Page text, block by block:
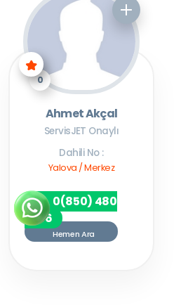
0
Ahmet Akçal
ServisJET Onaylı
Dahili No :
Yalova / Merkez
0(850) 480
7256
Hemen Ara